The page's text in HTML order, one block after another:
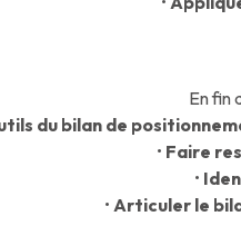
En fin
du bilan de
• Faire
•
• Articuler le